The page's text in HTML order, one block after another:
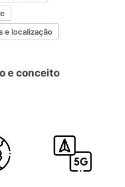
e localização
e conceito